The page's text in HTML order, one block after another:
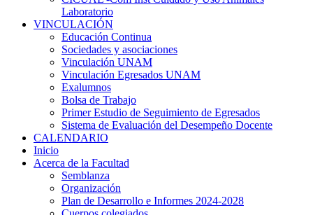
Laboratorio
VINCULACIÓN
Educación Continua
Sociedades y asociaciones
Vinculación UNAM
Vinculación Egresados UNAM
Exalumnos
Bolsa de Trabajo
Primer Estudio de Seguimiento de Egresados
Sistema de Evaluación del Desempeño Docente
CALENDARIO
Inicio
Acerca de la Facultad
Semblanza
Organización
Plan de Desarrollo e Informes 2024-2028